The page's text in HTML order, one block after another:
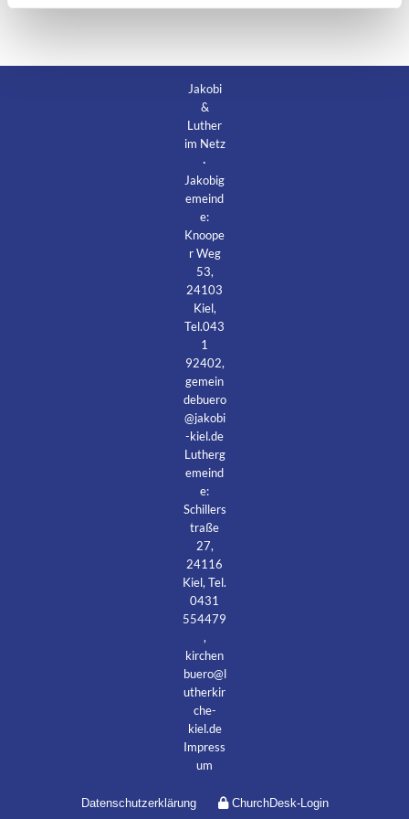
Jakobi
&
Luther
im Netz
·
Jakobig
emeind
e:
Knoope
r Weg
53,
24103
Kiel,
Tel.043
1
92402,
gemein
debuero
@jakobi
-kiel.de
Lutherg
emeind
e:
Schillers
traße
27,
24116
Kiel, Tel.
0431
554479
,
kirchen
buero@l
utherkir
che-
kiel.de
Impress
um
Datenschutzerklärung ChurchDesk-Login